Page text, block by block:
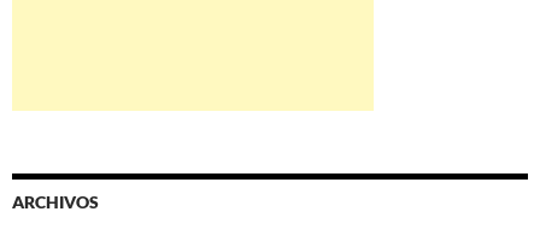
ARCHIVOS